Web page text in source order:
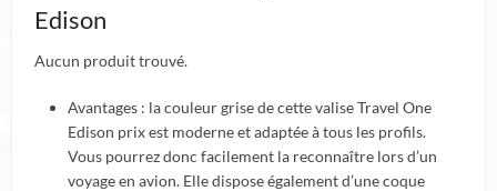
Edison
Aucun produit trouvé.
Avantages : la couleur grise de cette valise Travel One
Edison prix est moderne et adaptée à tous les profils.
Vous pourrez donc facilement la reconnaître lors d’un
voyage en avion. Elle dispose également d’une coque